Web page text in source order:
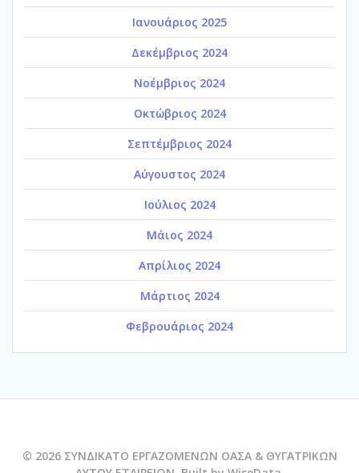
Ιανουάριος 2025
Δεκέμβριος 2024
Νοέμβριος 2024
Οκτώβριος 2024
Σεπτέμβριος 2024
Αύγουστος 2024
Ιούλιος 2024
Μάιος 2024
Απρίλιος 2024
Μάρτιος 2024
Φεβρουάριος 2024
© 2026 ΣΥΝΔΙΚΑΤΟ ΕΡΓΑΖΟΜΕΝΩΝ ΟΑΣΑ & ΘΥΓΑΤΡΙΚΩΝ